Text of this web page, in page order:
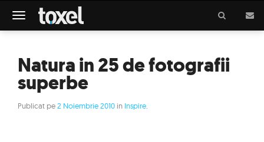
Meniu
Natura in 25 de fotografii
superbe
Publicat pe2 Noiembrie 2010 in Inspire